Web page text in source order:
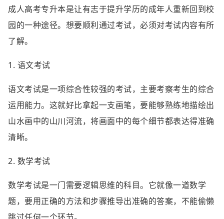
成人高考专升本是让有志于提升学历的成年人重新回到校
园的一种途径。想要顺利通过考试，必须对考试内容有所
了解。
1. 语文考试
语文考试是一项综合性较强的考试，主要考察考生的综合
运用能力。这就好比拿起一支画笔，要能够熟练地描绘出
山水画中的山川河流，将画面中的每个细节都表达得准确
清晰。
2. 数学考试
数学考试是一门需要逻辑思维的科目。它就像一道数学
题，要用正确的方法和步骤推导出准确的答案，不能偷懒